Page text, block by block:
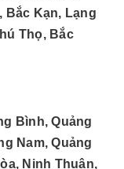
Bắc Kạn, Lạng
Thọ, Bắc
Bình, Quảng
Nam, Quảng
Ninh Thuận,